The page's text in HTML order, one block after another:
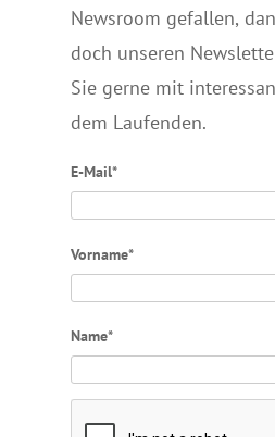
Newsroom gefallen,
doch unseren
Sie gerne mit
dem Laufenden.
E-Mail*
Vorname*
Name*